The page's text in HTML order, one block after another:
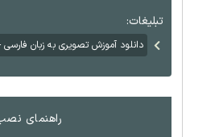
تبلیغات:
دانلود آموزش تصویری به زبان
راهنمای